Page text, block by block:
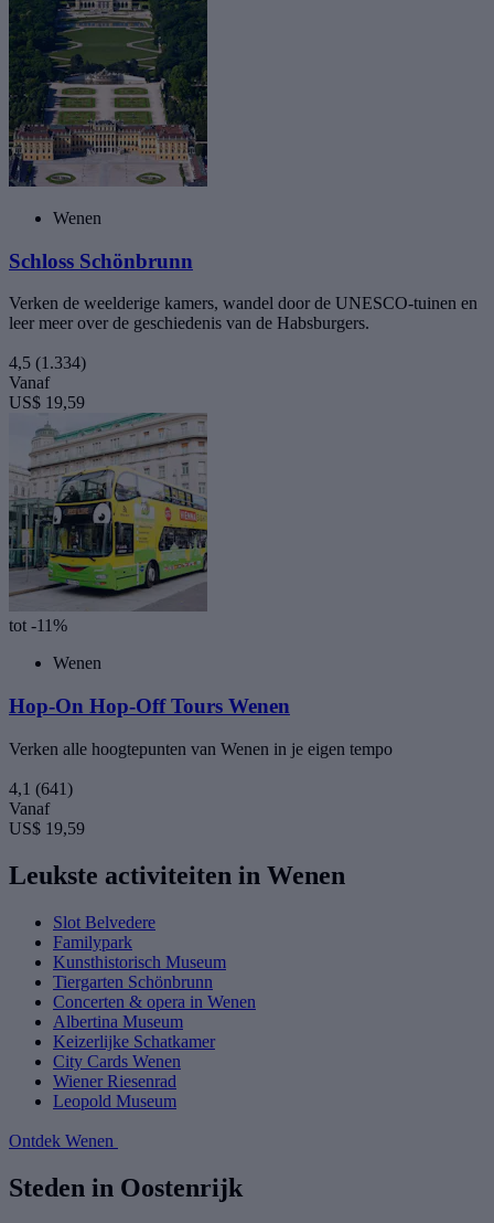
Wenen
Schloss Schönbrunn
Verken de weelderige kamers, wandel door de UNESCO-tuinen en
leer meer over de geschiedenis van de Habsburgers.
4,5 (1.334)
Vanaf
US$ 19,59
tot -11%
Wenen
Hop-On Hop-Off Tours Wenen
Verken alle hoogtepunten van Wenen in je eigen tempo
4,1 (641)
Vanaf
US$ 19,59
Leukste activiteiten in Wenen
Slot Belvedere
Familypark
Kunsthistorisch Museum
Tiergarten Schönbrunn
Concerten & opera in Wenen
Albertina Museum
Keizerlijke Schatkamer
City Cards Wenen
Wiener Riesenrad
Leopold Museum
Ontdek Wenen
Steden in Oostenrijk